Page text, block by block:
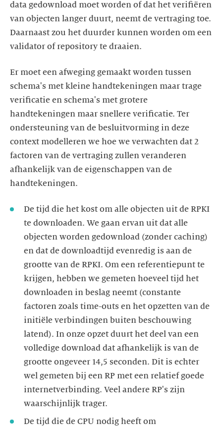
data gedownload moet worden of dat het verifiëren
van objecten langer duurt, neemt de vertraging toe.
Daarnaast zou het duurder kunnen worden om een
validator of repository te draaien.
Er moet een afweging gemaakt worden tussen
schema's met kleine handtekeningen maar trage
verificatie en schema's met grotere
handtekeningen maar snellere verificatie. Ter
ondersteuning van de besluitvorming in deze
context modelleren we hoe we verwachten dat 2
factoren van de vertraging zullen veranderen
afhankelijk van de eigenschappen van de
handtekeningen.
De tijd die het kost om alle objecten uit de RPKI
te downloaden. We gaan ervan uit dat alle
objecten worden gedownload (zonder caching)
en dat de downloadtijd evenredig is aan de
grootte van de RPKI. Om een referentiepunt te
krijgen, hebben we gemeten hoeveel tijd het
downloaden in beslag neemt (constante
factoren zoals time-outs en het opzetten van de
initiële verbindingen buiten beschouwing
latend). In onze opzet duurt het deel van een
volledige download dat afhankelijk is van de
grootte ongeveer 14,5 seconden. Dit is echter
wel gemeten bij een RP met een relatief goede
internetverbinding. Veel andere RP's zijn
waarschijnlijk trager.
De tijd die de CPU nodig heeft om